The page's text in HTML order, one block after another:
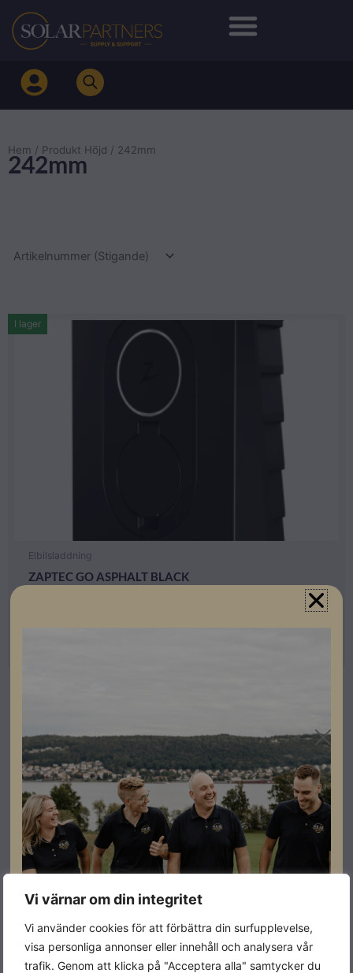
Vi värnar om din integritet
Vi använder cookies för att förbättra din surfupplevelse,
visa personliga annonser eller innehåll och analysera vår
trafik. Genom att klicka på "Acceptera alla" samtycker du
Hoppa
innehåll
Hem / Produkt Höjd / 242mm
242mm
Elbilsladdning
ZAPTEC GO ASPHALT BLACK
I lager